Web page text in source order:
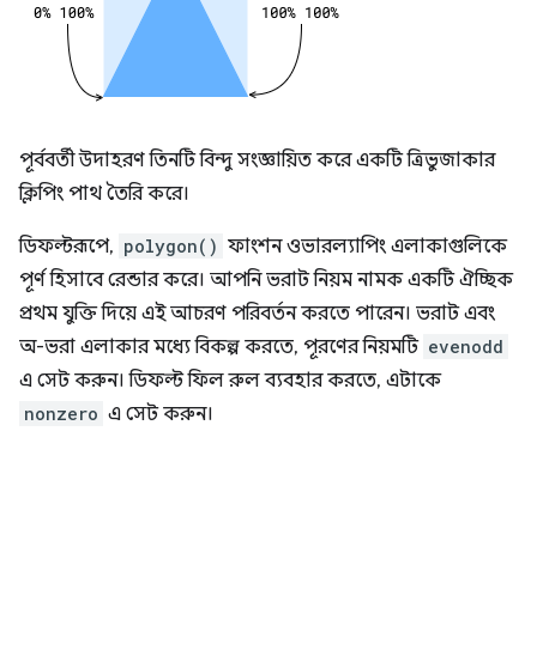
পূর্ববর্তী উদাহরণ তিনটি বিন্দু সংজ্ঞায়িত করে একটি ত্রিভুজাকার
ক্লিপিং পাথ তৈরি করে।
ডিফল্টরূপে, polygon() ফাংশন ওভারল্যাপিং এলাকাগুলিকে
পূর্ণ হিসাবে রেন্ডার করে। আপনি ভরাট নিয়ম নামক একটি ঐচ্ছিক
প্রথম যুক্তি দিয়ে এই আচরণ পরিবর্তন করতে পারেন। ভরাট এবং
অ-ভরা এলাকার মধ্যে বিকল্প করতে, পূরণের নিয়মটি evenodd
এ সেট করুন। ডিফল্ট ফিল রুল ব্যবহার করতে, এটাকে
nonzero এ সেট করুন।